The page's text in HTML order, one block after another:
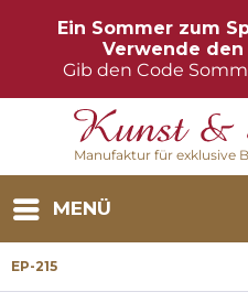
Ein Sommer zum
Verwende den
Gib den Code
Manufaktur für exklusive
MENÜ
EP-215